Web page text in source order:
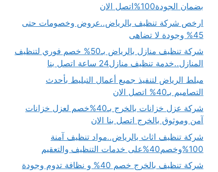
بضمان الجودة100%اتصل الان
ارخص شركة تنظيف بالرياض..عروض وخصومات حتى
45% وجودة لا تضاهى
شركة تنظيف منازل بالرياض بـ50% خصم فوري لتنظيف
المنازل..خدمة تنظيف منازل24 ساعة اتصل بنا
مبلط الرياض لتنفيذ جميع أعمال التبليط بأحدث
التصاميم بـ40% اتصل الان
شركة عزل خزانات بالخرج بـ40%خصم لعزل خزانات
آمن وموثوق بالخرج اتصل بنا الان
شركة تنظيف اثاث بالرياض..مواد تنظيف آمنة
100%وخصم40%على خدمات التنظيف والتعقيم
شركة تنظيف بالخرج خصم 40% و نظافة تدوم وجودة